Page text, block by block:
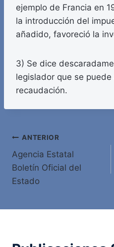
ejemplo de Francia en
la introducción del
añadido, favoreció la
3) Se dice
legislador que se
recaudación.
Navegación
de
entradas
ANTERIOR
Agencia Estatal
Boletín Oficial del
Estado